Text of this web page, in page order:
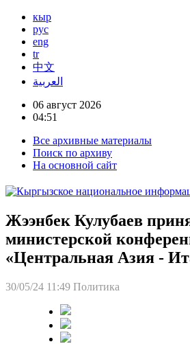
кыр
рус
eng
tr
中文
العربية
06 август 2026
04:51
Все архивные материалы
Поиск по архиву
На основной сайт
Жээнбек Кулубаев
министерской
«Центральная Азия -
30/05/24 11:49 Политика